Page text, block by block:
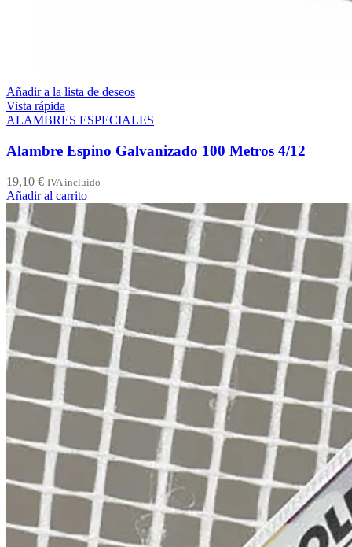
Añadir a la lista de deseos
Vista rápida
ALAMBRES ESPECIALES
Alambre Espino Galvanizado 100 Metros 4/12
19,10 € IVA incluido
Añadir al carrito